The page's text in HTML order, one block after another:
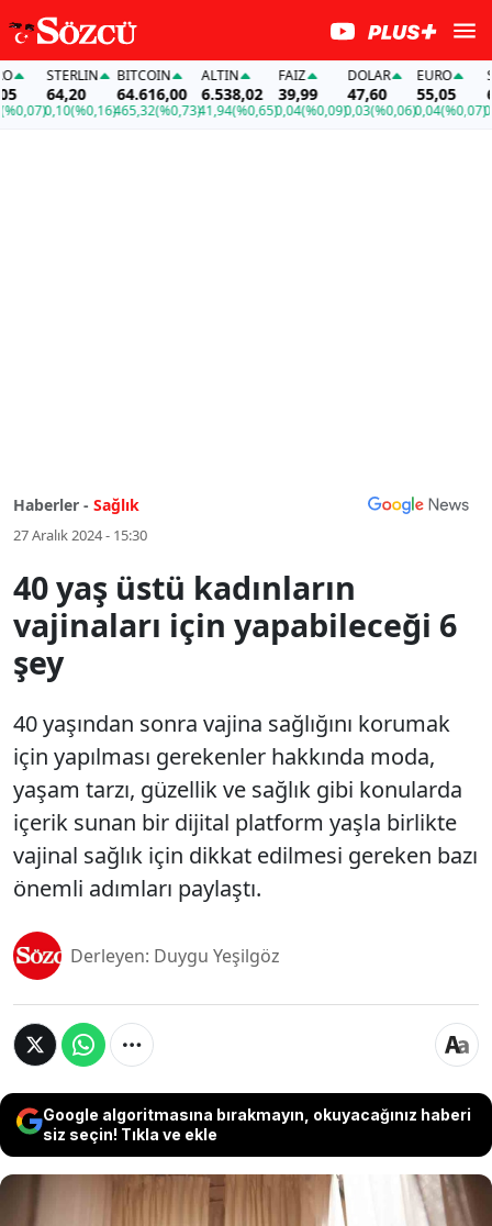
STERLIN
64,20
0,10(%0,16)
BITCOIN
64.616,00
465,32(%0,73)
ALTIN
6.538,02
41,94(%0,65)
FAİZ
39,99
0,04(%0,09)
DOLAR
47,60
0,03(%0,06)
EURO
55,05
0,04(%0,07)0,10
Haberler - Sağlık
27 Aralık 2024 - 15:30
40 yaş üstü kadınların
vajinaları için yapabileceği 6
şey
40 yaşından sonra vajina sağlığını korumak
için yapılması gerekenler hakkında moda,
yaşam tarzı, güzellik ve sağlık gibi konularda
içerik sunan bir dijital platform yaşla birlikte
vajinal sağlık için dikkat edilmesi gereken bazı
önemli adımları paylaştı.
Derleyen: Duygu Yeşilgöz
Google algoritmasına bırakmayın, okuyacağınız haberi
siz seçin! Tıkla ve ekle